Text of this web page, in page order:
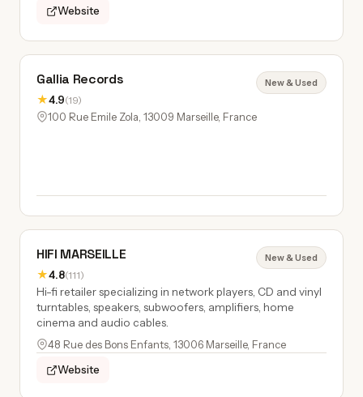
Website
Gallia Records
★4.9(19)
New & Used
100 Rue Emile Zola, 13009 Marseille, France
HIFI MARSEILLE
★4.8(111)
New & Used
Hi-fi retailer specializing in network players, CD and vinyl
turntables, speakers, subwoofers, amplifiers, home
cinema and audio cables.
48 Rue des Bons Enfants, 13006 Marseille, France
Website